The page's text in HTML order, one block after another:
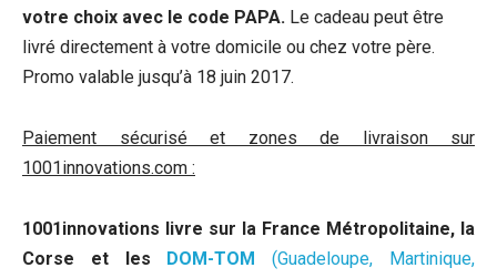
votre choix avec le code PAPA. Le cadeau peut être
livré directement à votre domicile ou chez votre père.
Promo valable jusqu’à 18 juin 2017.
Paiement sécurisé et zones de livraison sur
1001innovations.com :
1001innovations livre sur la France Métropolitaine, la
Corse et les
DOM-TOM(Guadeloupe, Martinique,